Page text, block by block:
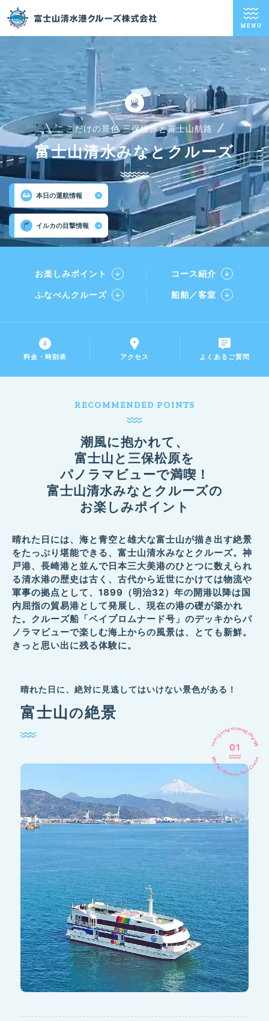
MENU
ここだけの景色 三保松原と富士山航路
富士山清水みなとクルーズ
本日の運航情報
イルカの目撃情報
お楽しみポイント コース紹介
ふなべんクルーズ 船舶／客室
料金・時刻表 アクセス よくあるご質問
RECOMMENDED POINTS
潮風に抱かれて、
富士山と三保松原を
パノラマビューで満喫！
富士山清水みなとクルーズの
お楽しみポイント
晴れた日には、海と青空と雄大な富士山が描き出す絶景
をたっぷり堪能できる、富士山清水みなとクルーズ。 神
戸港、長崎港と並んで日本三大美港のひとつに数えられ
る清水港の歴史は古く、 古代から近世にかけては物流や
軍事の拠点として、1899（明治32）年の開港以降は国
内屈指の貿易港として発展し、 現在の港の礎が築かれ
た。クルーズ船「ベイプロムナード号」のデッキからパ
ノラマビューで楽しむ海上からの風景は、
とても新鮮。
きっと思い出に残る体験に。
晴れた日に、絶対に 見逃してはいけない景色がある！
富士山の絶景